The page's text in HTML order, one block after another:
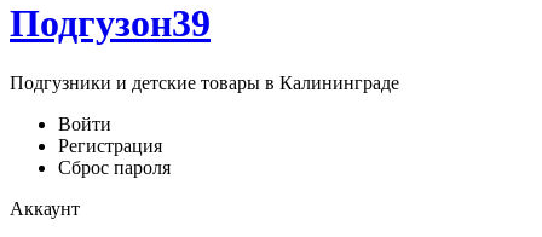
Подгузон39
Подгузники и детские товары в Калининграде
Войти
Регистрация
Сброс пароля
Аккаунт